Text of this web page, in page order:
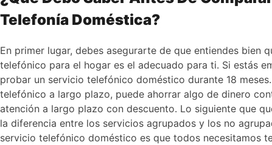
Telefonía Doméstica?
En primer lugar, debes asegurarte de que entiendes bien
telefónico para el hogar es el adecuado para ti. Si estás
probar un servicio telefónico doméstico durante 18
telefónico a largo plazo, puede ahorrar algo de dinero
atención a largo plazo con descuento. Lo siguiente que
la diferencia entre los servicios agrupados y los no
servicio telefónico doméstico es que todos necesitamos